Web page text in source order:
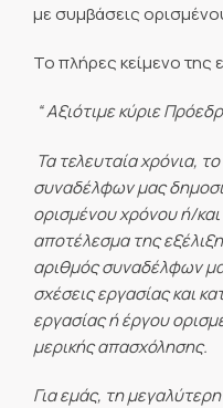
με συμβάσεις
Το πλήρες κείμενο της
“ Αξιότιμε κύριε
Τα τελευταία χρόνια,
συναδέλφων μας
ορισμένου χρόνου ή/
αποτέλεσμα της
αριθμός συναδέλφων
σχέσεις εργασίας και
εργασίας ή έργου
μερικής απασχόλησης.
Για εμάς, τη